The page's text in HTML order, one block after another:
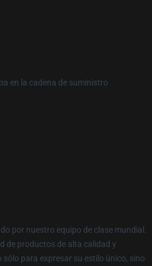
en la cadena de suministro
por nuestro equipo de clase mundial.
de productos de alta calidad y
sólo para expresar su estilo único, sino